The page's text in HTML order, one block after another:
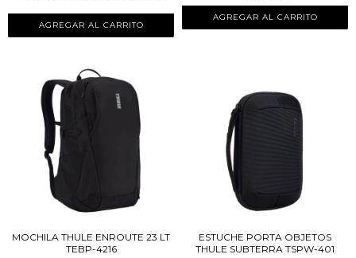
AGREGAR AL CARRITO
AGREGAR AL CARRITO
MOCHILA THULE ENROUTE 23 LT
TEBP-4216
ESTUCHE PORTA OBJETOS
THULE SUBTERRA TSPW-401